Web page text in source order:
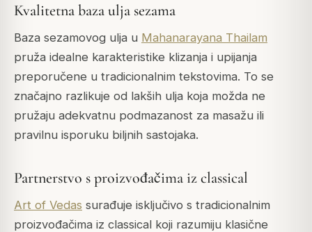
Kvalitetna baza ulja sezama
Baza sezamovog ulja u Mahanarayana Thailam
pruža idealne karakteristike klizanja i upijanja
preporučene u tradicionalnim tekstovima. To se
značajno razlikuje od lakših ulja koja možda ne
pružaju adekvatnu podmazanost za masažu ili
pravilnu isporuku biljnih sastojaka.
Partnerstvo s proizvođačima iz classical
Art of Vedas surađuje isključivo s tradicionalnim
proizvođačima iz classical koji razumiju klasične